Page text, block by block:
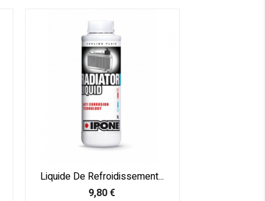
Liquide De Refroidissement...
Prix
9,80 €